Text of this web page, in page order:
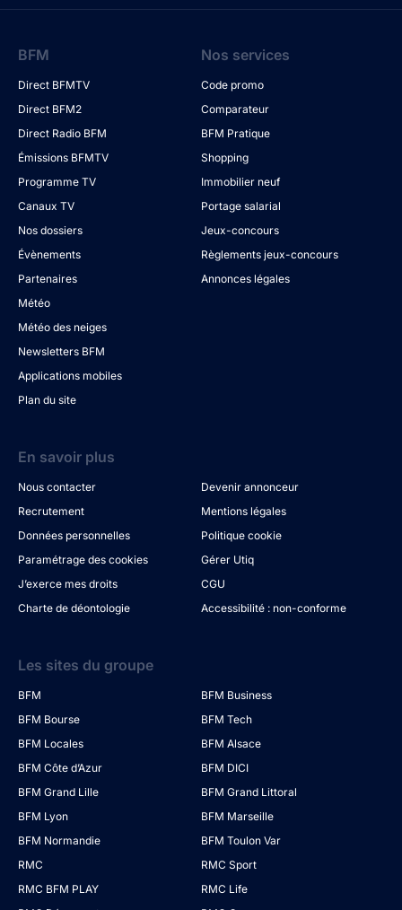
BFM
Direct BFMTV
Direct BFM2
Direct Radio BFM
Émissions BFMTV
Programme TV
Canaux TV
Nos dossiers
Évènements
Partenaires
Météo
Météo des neiges
Newsletters BFM
Applications mobiles
Plan du site
Nos services
Code promo
Comparateur
BFM Pratique
Shopping
Immobilier neuf
Portage salarial
Jeux-concours
Règlements jeux-concours
Annonces légales
En savoir plus
Nous contacter
Devenir annonceur
Recrutement
Mentions légales
Données personnelles
Politique cookie
Paramétrage des cookies
Gérer Utiq
J’exerce mes droits
CGU
Charte de déontologie
Accessibilité : non-conforme
Les sites du groupe
BFM
BFM Business
BFM Bourse
BFM Tech
BFM Locales
BFM Alsace
BFM Côte d’Azur
BFM DICI
BFM Grand Lille
BFM Grand Littoral
BFM Lyon
BFM Marseille
BFM Normandie
BFM Toulon Var
RMC
RMC Sport
RMC BFM PLAY
RMC Life